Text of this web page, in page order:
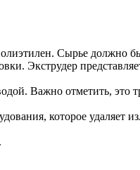
Сырье должно
Экструдер
Важно отметить, это
которое удаляет